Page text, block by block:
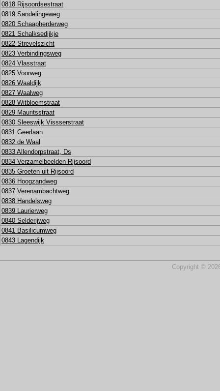
0818 Rijsoordsestraat
0819 Sandelingeweg
0820 Schaapherderweg
0821 Schalksedijkje
0822 Strevelszicht
0823 Verbindingsweg
0824 Vlasstraat
0825 Voorweg
0826 Waaldijk
0827 Waalweg
0828 Witbloemstraat
0829 Mauritsstraat
0830 Sleeswijk Vissserstraat
0831 Geerlaan
0832 de Waal
0833 Allendorpstraat, Ds
0834 Verzamelbeelden Rijsoord
0835 Groeten uit Rijsoord
0836 Hoogzandweg
0837 Verenambachtweg
0838 Handelsweg
0839 Laurierweg
0840 Selderijweg
0841 Basilicumweg
0843 Lagendijk
Copyright ©